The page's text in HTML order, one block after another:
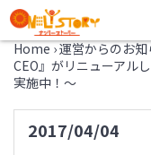
Home ›運営からのお知
CEO』がリニューアル
実施中！〜
2017/04/04